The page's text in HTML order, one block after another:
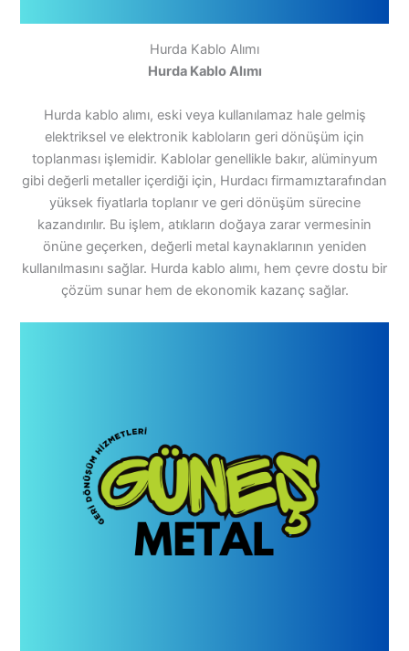
Hurda Kablo Alımı
Hurda Kablo Alımı
Hurda kablo alımı, eski veya kullanılamaz hale gelmiş
elektriksel ve elektronik kabloların geri dönüşüm için
toplanması işlemidir. Kablolar genellikle bakır, alüminyum
gibi değerli metaller içerdiği için, Hurdacı firmamıztarafından
yüksek fiyatlarla toplanır ve geri dönüşüm sürecine
kazandırılır. Bu işlem, atıkların doğaya zarar vermesinin
önüne geçerken, değerli metal kaynaklarının yeniden
kullanılmasını sağlar. Hurda kablo alımı, hem çevre dostu bir
çözüm sunar hem de ekonomik kazanç sağlar.